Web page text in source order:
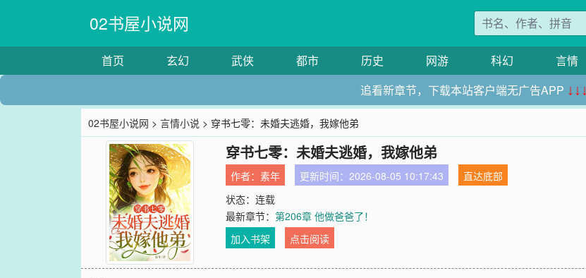
02书屋小说网
首页 玄幻 武侠 都市 历史 网游 科幻 言情
追看新章节，下载本站客户端无广告APP ↓↓↓
02书屋小说网 >言情小说 > 穿书七零：未婚夫逃婚，我嫁他弟
穿书七零：未婚夫逃婚，我嫁他弟
作者：素年 更新时间：2026-08-05 10:17:43
直达底部
状态：连载
最新章节：第206章 他做爸爸了！
加入书架
点击阅读